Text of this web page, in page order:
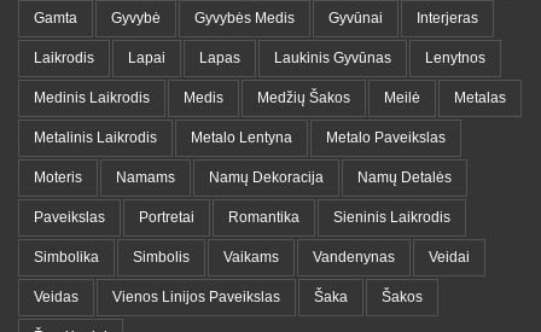
Gamta Gyvybė Gyvybės Medis Gyvūnai Interjeras
Laikrodis Lapai Lapas Laukinis Gyvūnas Lenytnos
Medinis Laikrodis Medis Medžių Šakos Meilė Metalas
Metalinis Laikrodis Metalo Lentyna Metalo Paveikslas
Moteris Namams Namų Dekoracija Namų Detalės
Paveikslas Portretai Romantika Sieninis Laikrodis
Simbolika Simbolis Vaikams Vandenynas Veidai
Veidas Vienos Linijos Paveikslas Šaka Šakos